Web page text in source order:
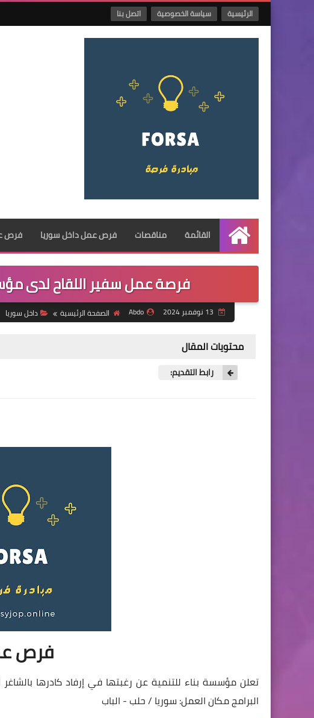
الرئيسية سياسة الخصوصية اتصل بنا
الرئيسية
القائمة مناقصات فرص عمل داخل سوريا فرص
فرصة عمل سفير اللقاح لدى
Abdo الصفحة الرئيسية داخل سوريا
محتويات المقال
رابط التقديم:
فرص
تعلن مؤسسة بناء للتنمية عن رغبتها في إرفاد كادرها
البرامج مكان العمل: سوريا / حلب - الباب